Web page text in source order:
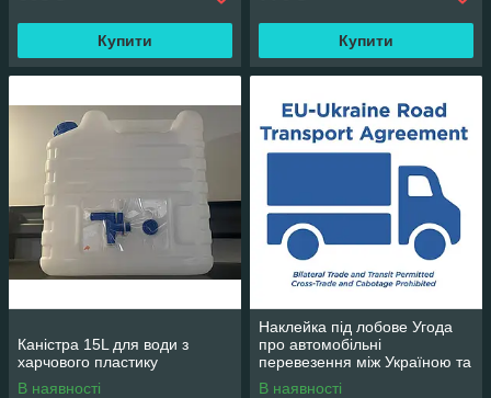
Купити Купити
Каністра 15L для води з
харчового пластику
В наявності
Наклейка під лобове Угода
про автомобільні
перевезення між Україною та
Європою (5x5см)
В наявності